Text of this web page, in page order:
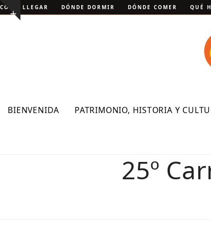
Skip
to Show
CÓMO LLEGAR DÓNDE DORMIR DÓNDE COMER QUÉ
BIENVENIDA PATRIMONIO, HISTORIA Y
25º